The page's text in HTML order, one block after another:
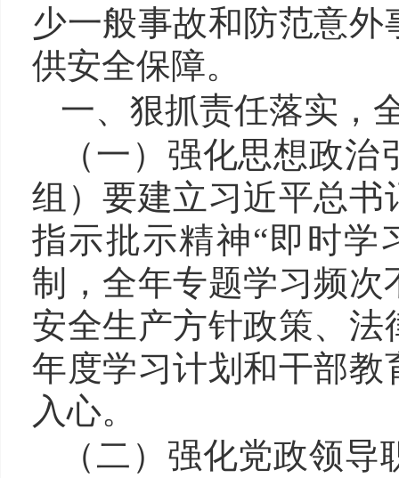
少一般事故和防范意外
供安全保障。
一、 狠抓责任落实 ，
（一）强化思想政治
组）要建立习近平总
指示批示精神“即时学
制，全年专题学习频次
安全生产方针政策、
年度学习计划和干部
入心。
（二） 强化党政领导